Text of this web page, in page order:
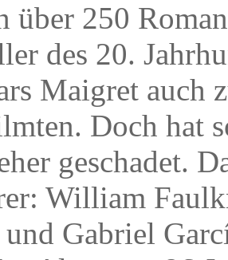
über 250
des 20.
Maigret auch
Doch hat
geschadet.
William
Gabriel